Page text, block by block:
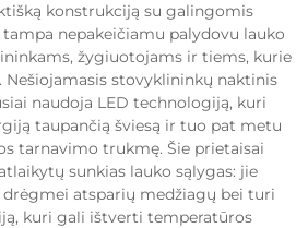
konstrukciją su galingomis
nepakeičiamu palydovu lauko
žygiuotojams ir tiems, kurie
Nešiojamasis stovyklininkų naktinis
naudoja LED technologiją, kuri
taupančią šviesą ir tuo pat metu
tarnavimo trukmę. Šie prietaisai
sunkias lauko sąlygas: jie
atsparių medžiagų bei turi
kuri gali ištverti temperatūros